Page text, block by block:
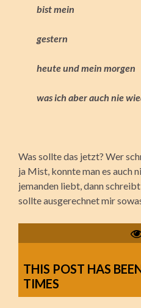
bist mein
gestern
heute und mein morgen
was ich aber auch nie
Was sollte das jetzt? Wer
ja Mist, konnte man es auch
jemanden liebt, dann
sollte ausgerechnet mir
THIS POST HAS
TIMES